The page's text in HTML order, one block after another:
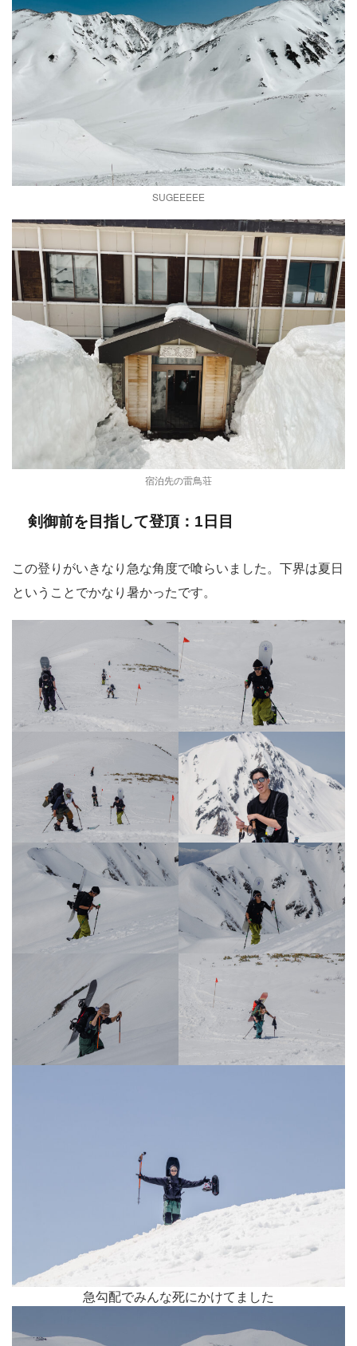
SUGEEEEE
宿泊先の雷鳥荘
剣御前を目指して登頂：1日目
この登りがいきなり急な角度で喰らいました。下界は夏日
ということでかなり暑かったです。
急勾配でみんな死にかけてました